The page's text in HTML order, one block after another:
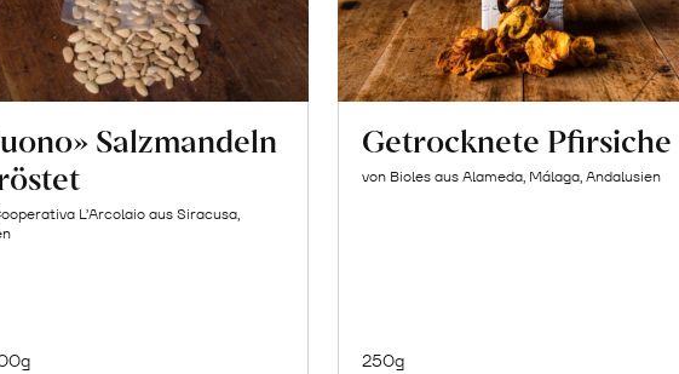
Salzmandeln
L’Arcolaio aus Siracusa,
Getrocknete Pfirsiche
von Bioles aus Alameda, Málaga, Andalusien
250g